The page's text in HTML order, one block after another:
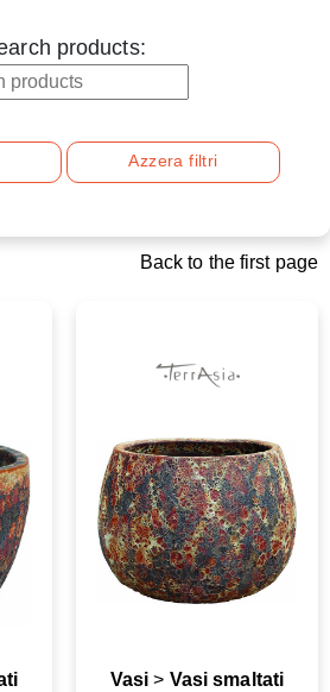
products:
Azzera filtri
Back to the first page
Vasi > Vasi smaltati